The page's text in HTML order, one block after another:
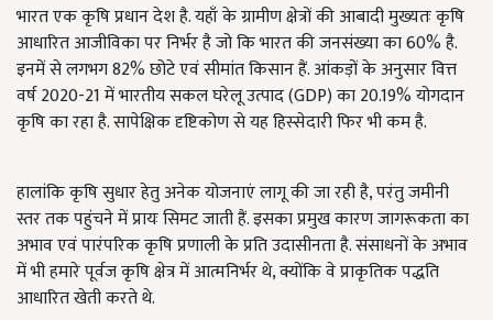
भारत एक कृषि प्रधान देश है. यहाँ के ग्रामीण क्षेत्रों की आबादी मुख्यतः कृषि
आधारित आजीविका पर निर्भर है जो कि भारत की जनसंख्या का 60% है.
इनमें से लगभग 82% छोटे एवं सीमांत किसान हैं. आंकड़ों के अनुसार वित्त
वर्ष 2020-21 में भारतीय सकल घरेलू उत्पाद (GDP) का 20.19% योगदान
कृषि का रहा है. सापेक्षिक दृष्टिकोण से यह हिस्सेदारी फिर भी कम है.
हालांकि कृषि सुधार हेतु अनेक योजनाएं लागू की जा रही है, परंतु जमीनी
स्तर तक पहुंचने में प्रायः सिमट जाती हैं. इसका प्रमुख कारण जागरूकता का
अभाव एवं पारंपरिक कृषि प्रणाली के प्रति उदासीनता है. संसाधनों के अभाव
में भी हमारे पूर्वज कृषि क्षेत्र में आत्मनिर्भर थे, क्योंकि वे प्राकृतिक पद्धति
आधारित खेती करते थे.